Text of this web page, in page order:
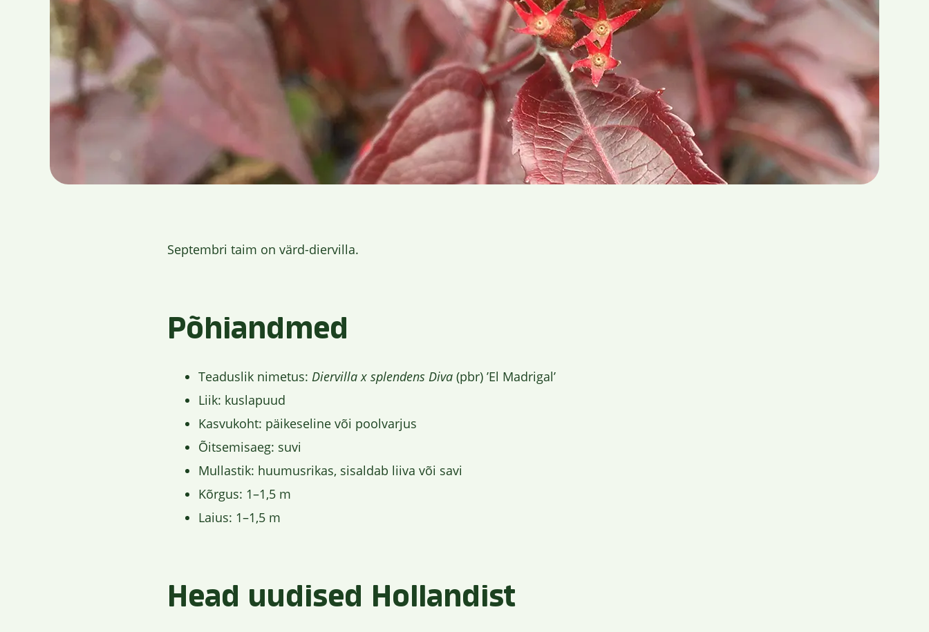
Septembri taim on värd-diervilla.
Põhiandmed
Teaduslik nimetus: Diervilla x splendens Diva (pbr) ’El Madrigal’
Liik: kuslapuud
Kasvukoht: päikeseline või poolvarjus
Õitsemisaeg: suvi
Mullastik: huumusrikas, sisaldab liiva või savi
Kõrgus: 1–1,5 m
Laius: 1–1,5 m
Head uudised Hollandist